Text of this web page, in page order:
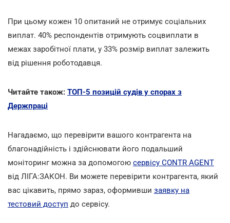
При цьому кожен 10 опитаний не отримує соціальних
виплат. 40% респондентів отримують соцвиплати в
межах заробітної плати, у 33% розмір виплат залежить
від рішення роботодавця.
Читайте також: ТОП-5 позицій судів у спорах з
Держпраці
Нагадаємо, що перевірити вашого контрагента на
благонадійність і здійснювати його подальший
моніторинг можна за допомогою сервісу CONTR AGENT
від ЛІГА:ЗАКОН. Ви можете перевірити контрагента, який
вас цікавить, прямо зараз, оформивши заявку на
тестовий доступ до сервісу.